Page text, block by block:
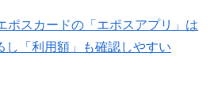
ポスカードの「エポスアプリ」は
し「利用額」も確認しやすい